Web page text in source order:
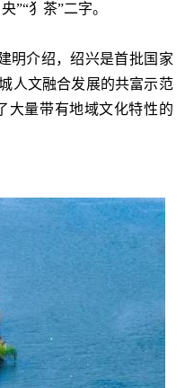
”“犭茶”二字。
明介绍，绍兴是首批国家
人文融合发展的共富示范
大量带有地域文化特性的